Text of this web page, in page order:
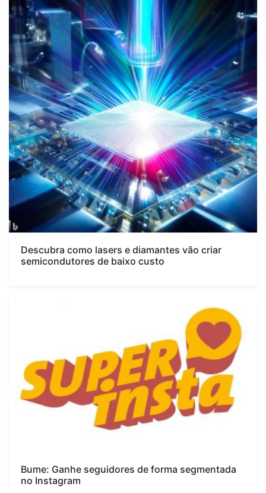
Descubra como lasers e diamantes vão criar
semicondutores de baixo custo
Bume: Ganhe seguidores de forma segmentada
no Instagram